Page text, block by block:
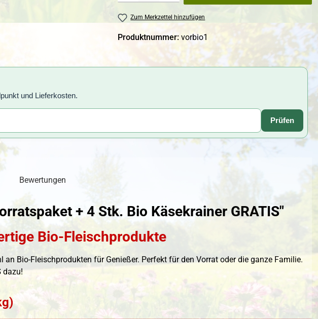
Zum Merkzettel hinzufügen
Produktnummer:vorbio1
und Lieferkosten.
Prüfen
Bewertungen
+ 4 Stk. Bio Käsekrainer GRATIS"
Bio-Fleischprodukte
Bio-Fleischprodukten für Genießer. Perfekt für den Vorrat oder die ganze Familie.
dazu!